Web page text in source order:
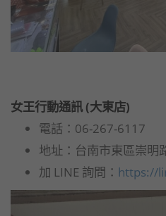
女王行動通訊 (大東店)
電話：06-267-6117
地址：台南市東區崇明
加 LINE 詢問： https://